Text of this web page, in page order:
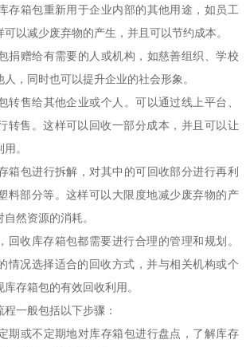
存箱包重新用于企业内部的其他用途，如员工
以减少废弃物的产生，并且可以节约成本。
捐赠给有需要的人或机构，如慈善组织、学校
，同时也可以提升企业的社会形象。
转售给其他企业或个人。可以通过线上平台、
转售。这样可以回收一部分成本，并且可以让
。
箱包进行拆解，对其中的可回收部分进行再利
料部分等。这样可以大限度地减少废弃物的产
然资源的消耗。
回收库存箱包都需要进行合理的管理和规划。
情况选择适合的回收方式，并与相关机构或个
存箱包的有效回收利用。
一般包括以下步骤：
期或不定期地对库存箱包进行盘点，了解库存